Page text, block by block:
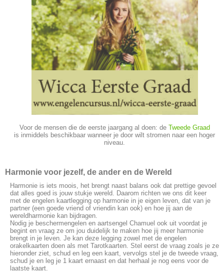
Voor de mensen die de eerste jaargang al doen: de Tweede Graad
is inmiddels beschikbaar wanneer je door wilt stromen naar een hoger
niveau.
Harmonie voor jezelf, de ander en de Wereld
Harmonie is iets moois, het brengt naast balans ook dat prettige gevoel
dat alles goed is jouw stukje wereld. Daarom richten we ons dit keer
met de engelen kaartlegging op harmonie in je eigen leven, dat van je
partner (een goede vriend of vriendin kan ook) en hoe jij aan de
wereldharmonie kan bijdragen.
Nodig je beschermengelen en aartsengel Chamuel ook uit voordat je
begint en vraag ze om jou duidelijk te maken hoe jij meer harmonie
brengt in je leven. Je kan deze legging zowel met de engelen
orakelkaarten doen als met Tarotkaarten. Stel eerst de vraag zoals je ze
hieronder ziet, schud en leg een kaart, vervolgs stel je de tweede vraag,
schud je en leg je 1 kaart ernaast en dat herhaal je nog eens voor de
laatste kaart.